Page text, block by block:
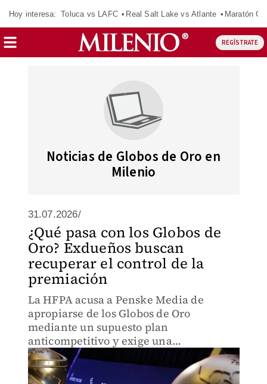
Hoy interesa: Toluca vs LAFC Real Salt Lake vs Atlante Maratón
REGÍSTRATE
Noticias de Globos de Oro en
Milenio
31.07.2026/
¿Qué pasa con los Globos de
Oro? Exdueños buscan
recuperar el control de la
premiación
La HFPA acusa a Penske Media de
apropiarse de los Globos de Oro
mediante un supuesto plan
anticompetitivo y exige una
indemnización de 150 millones de
dólares.